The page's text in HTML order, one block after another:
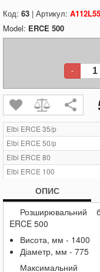
Код: 63 | Артикул: A112L55
Model: ERCE 500
-
Elbi ERCE 35/p
Elbi ERCE 50/p
Elbi ERCE 80
Elbi ERCE 100
Elbi ERCE 200
Elbi ERCE 250
Elbi ERCE 300
Elbi ERCE 500
ОПИС
Розширювальний
ERCE 500
Висота, мм - 1400
Діаметр, мм - 775
Максимальний